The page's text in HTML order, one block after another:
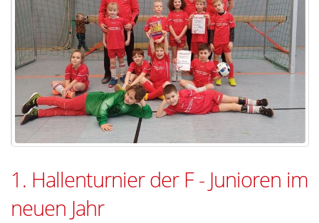
1. Hallenturnier der F - Junioren im
neuen Jahr